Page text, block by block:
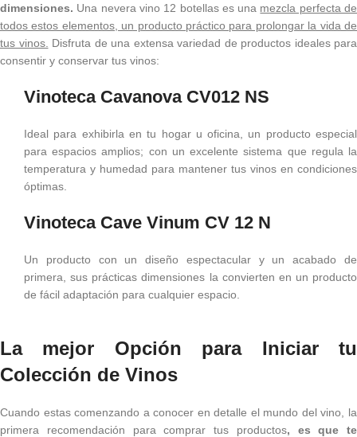
dimensiones. Una nevera vino 12 botellas es una mezcla perfecta de
todos estos elementos, un producto práctico para prolongar la vida de
tus vinos. Disfruta de una extensa variedad de productos ideales para
consentir y conservar tus vinos:
Vinoteca Cavanova CV012 NS
Ideal para exhibirla en tu hogar u oficina, un producto especial
para espacios amplios; con un excelente sistema que regula la
temperatura y humedad para mantener tus vinos en condiciones
óptimas.
Vinoteca Cave Vinum CV 12 N
Un producto con un diseño espectacular y un acabado de
primera, sus prácticas dimensiones la convierten en un producto
de fácil adaptación para cualquier espacio.
La mejor Opción para Iniciar tu
Colección de Vinos
Cuando estas comenzando a conocer en detalle el mundo del vino, la
primera recomendación para comprar tus productos, es que te